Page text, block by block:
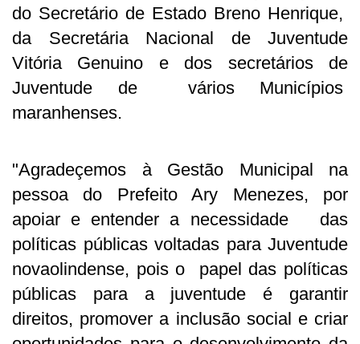
do Secretário de Estado Breno Henrique,
da Secretária Nacional de Juventude
Vitória Genuino e dos secretários de
Juventude de vários Municípios
maranhenses.
"Agradeçemos à Gestão Municipal na
pessoa do Prefeito Ary Menezes, por
apoiar e entender a necessidade das
políticas públicas voltadas para Juventude
novaolindense, pois o papel das políticas
públicas para a juventude é garantir
direitos, promover a inclusão social e criar